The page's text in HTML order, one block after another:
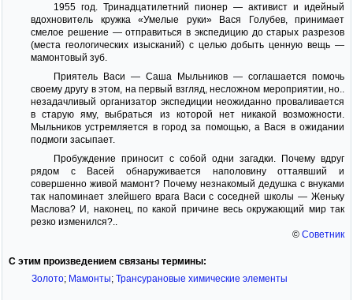
1955 год. Тринадцатилетний пионер — активист и идейный
вдохновитель кружка «Умелые руки» Вася Голубев, принимает
смелое решение — отправиться в экспедицию до старых разрезов
(места геологических изысканий) с целью добыть ценную вещь —
мамонтовый зуб.
Приятель Васи — Саша Мыльников — соглашается помочь
своему другу в этом, на первый взгляд, несложном мероприятии, но..
незадачливый организатор экспедиции неожиданно проваливается
в старую яму, выбраться из которой нет никакой возможности.
Мыльников устремляется в город за помощью, а Вася в ожидании
подмоги засыпает.
Пробуждение приносит с собой одни загадки. Почему вдруг
рядом с Васей обнаруживается наполовину оттаявший и
совершенно живой мамонт? Почему незнакомый дедушка с внуками
так напоминает злейшего врага Васи с соседней школы — Женьку
Маслова? И, наконец, по какой причине весь окружающий мир так
резко изменился?..
© Советник
С этим произведением связаны термины:
Золото; Мамонты; Трансурановые химические элементы